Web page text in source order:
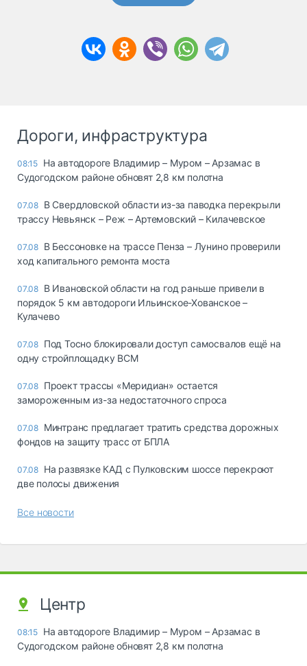
Дороги, инфраструктура
08:15 На автодороге Владимир – Муром – Арзамас в
Судогодском районе обновят 2,8 км полотна
07.08 В Свердловской области из-за паводка перекрыли
трассу Невьянск – Реж – Артемовский – Килачевское
07.08 В Бессоновке на трассе Пенза – Лунино проверили
ход капитального ремонта моста
07.08 В Ивановской области на год раньше привели в
порядок 5 км автодороги Ильинское-Хованское –
Кулачево
07.08 Под Тосно блокировали доступ самосвалов ещё на
одну стройплощадку ВСМ
07.08 Проект трассы «Меридиан» остается
замороженным из-за недостаточного спроса
07.08 Минтранс предлагает тратить средства дорожных
фондов на защиту трасс от БПЛА
07.08 На развязке КАД с Пулковским шоссе перекроют
две полосы движения
Все новости
Центр
08:15 На автодороге Владимир – Муром – Арзамас в
Судогодском районе обновят 2,8 км полотна